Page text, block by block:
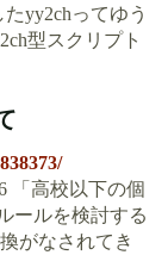
yy2chってゆう
型スクリプト
「高校以下の個
ールを検討する
がなされてき